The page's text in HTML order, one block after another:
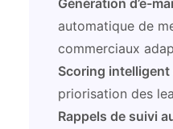
Génération d’e-
automatique de
commerciaux
Scoring
priorisation des
Rappels de suivi